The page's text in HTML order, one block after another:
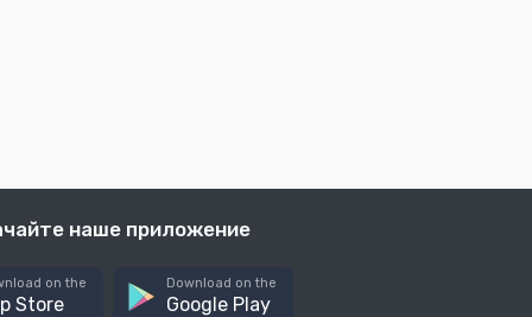
наше приложение
on the
Store
Download on the
Google Play